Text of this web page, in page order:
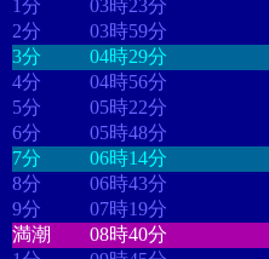
1分
03時23分
2分
03時59分
3分
04時29分
4分
04時56分
5分
05時22分
6分
05時48分
7分
06時14分
8分
06時43分
9分
07時19分
満潮
08時40分